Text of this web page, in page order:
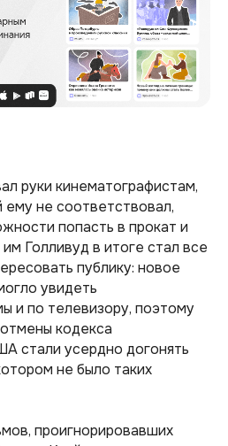
руки кинематографистам,
ему не соответствовал,
попасть в прокат и
Голливуд в итоге стал все
публику: новое
увидеть
и по телевизору, поэтому
кодекса
стали усердно догонять
не было таких
проигнорировавших